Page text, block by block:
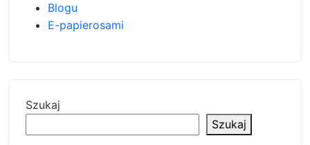
Blogu
E-papierosami
Szukaj
Szukaj